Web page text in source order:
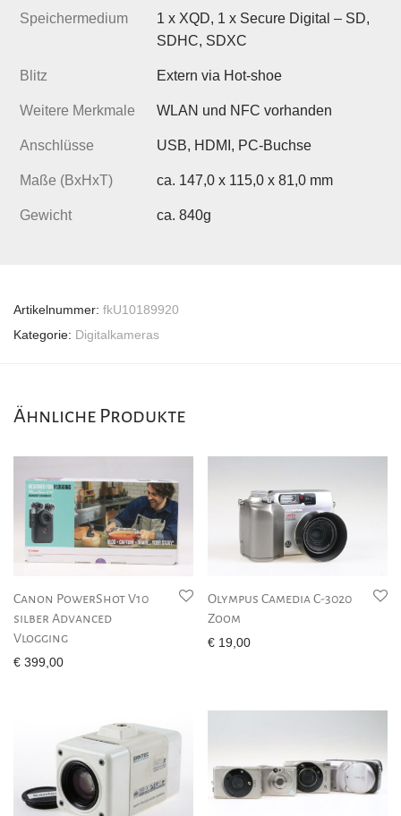
Speichermedium
1 x XQD, 1 x Secure Digital – SD,
SDHC, SDXC
Blitz Extern via Hot-shoe
Weitere Merkmale WLAN und NFC vorhanden
Anschlüsse USB, HDMI, PC-Buchse
Maße (BxHxT) ca. 147,0 x 115,0 x 81,0 mm
Gewicht ca. 840g
Artikelnummer: fkU10189920
Kategorie: Digitalkameras
Ähnliche Produkte
Canon PowerShot V10
silber Advanced
Vlogging
€ 399,00
Olympus Camedia C-3020
Zoom
€ 19,00